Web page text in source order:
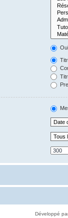
Oui
Développé